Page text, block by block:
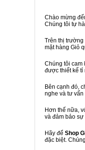
Chào mừng
Chúng tôi tự
Trên thị trường
mặt hàng Giỏ
Chúng tôi cam
được thiết kế tỉ
Bên cạnh đó,
nghe và tư
Hơn thế nữa,
và đảm bảo sự
Hãy để Shop
đặc biệt.